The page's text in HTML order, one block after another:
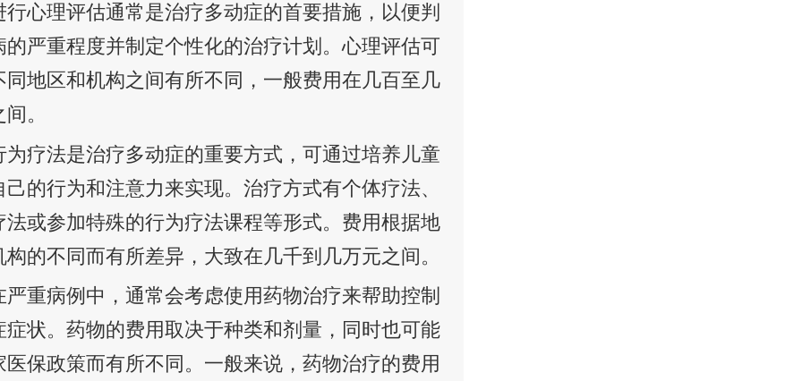
行心理评估通常是治疗多动症的首要措施，以便判
的严重程度并制定个性化的治疗计划。心理评估可
同地区和机构之间有所不同，一般费用在几百至几
。
为疗法是治疗多动症的重要方式，可通过培养儿童
己的行为和注意力来实现。治疗方式有个体疗法、
法或参加特殊的行为疗法课程等形式。费用根据地
构的不同而有所差异，大致在几千到几万元之间。
严重病例中，通常会考虑使用药物治疗来帮助控制
症状。药物的费用取决于种类和剂量，同时也可能
医保政策而有所不同。一般来说，药物治疗的费用